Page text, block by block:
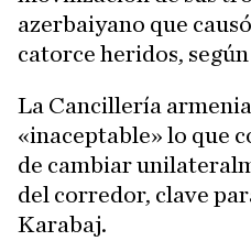
azerbaiyano que
catorce heridos,
La Cancillería
«inaceptable» lo que
de cambiar
del corredor, clave
Karabaj.